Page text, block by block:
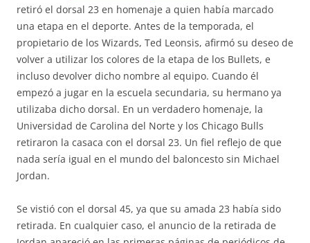
retiró el dorsal 23 en homenaje a quien había marcado
una etapa en el deporte. Antes de la temporada, el
propietario de los Wizards, Ted Leonsis, afirmó su deseo de
volver a utilizar los colores de la etapa de los Bullets, e
incluso devolver dicho nombre al equipo. Cuando él
empezó a jugar en la escuela secundaria, su hermano ya
utilizaba dicho dorsal. En un verdadero homenaje, la
Universidad de Carolina del Norte y los Chicago Bulls
retiraron la casaca con el dorsal 23. Un fiel reflejo de que
nada sería igual en el mundo del baloncesto sin Michael
Jordan.
Se vistió con el dorsal 45, ya que su amada 23 había sido
retirada. En cualquier caso, el anuncio de la retirada de